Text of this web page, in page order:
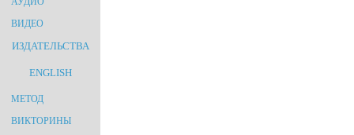
ВИДЕО
ИЗДАТЕЛЬСТВА
ENGLISH
МЕТОД
ВИКТОРИНЫ